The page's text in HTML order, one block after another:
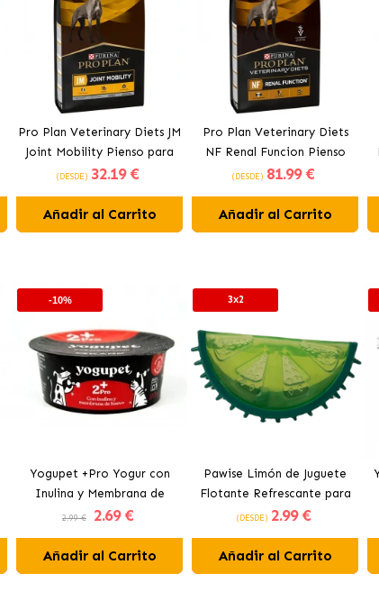
Pro Plan Veterinary Diets JM
Joint Mobility Pienso para
Perros Movilidad
(DESDE) 32.19 €
Añadir al Carrito
Pro Plan Veterinary Diets
NF Renal Funcion Pienso
Renal para Perros
(DESDE) 81.99 €
Añadir al Carrito
-10%
Yogupet +Pro Yogur con
Inulina y Membrana de
Huevo para Perros y Gatos
2.99 € 2.69 €
Añadir al Carrito
3x2
Pawise Limón de Juguete
Flotante Refrescante para
Perros 12 cm
(DESDE) 2.99 €
Añadir al Carrito